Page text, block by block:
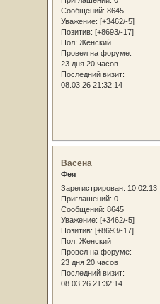
Сообщений: 8645
Уважение: [+3462/-5]
Позитив: [+8693/-17]
Пол: Женский
Провел на форуме:
23 дня 20 часов
Последний визит:
08.03.26 21:32:14
Васена
Фея
Зарегистрирован: 10.02.13
Приглашений: 0
Сообщений: 8645
Уважение: [+3462/-5]
Позитив: [+8693/-17]
Пол: Женский
Провел на форуме:
23 дня 20 часов
Последний визит:
08.03.26 21:32:14